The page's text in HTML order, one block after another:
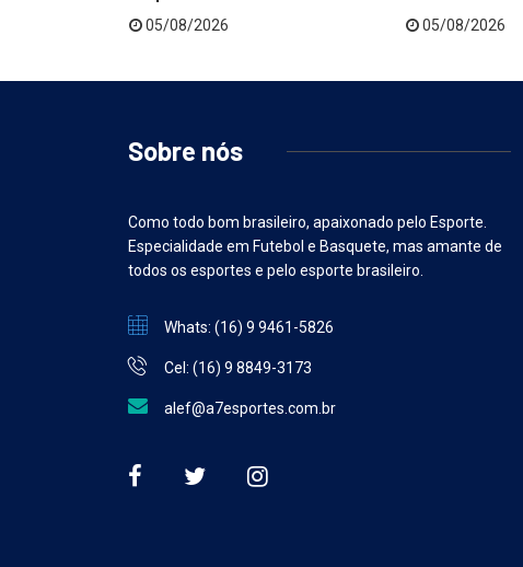
05/08/2026 05/08/2026
Sobre nós
Como todo bom brasileiro, apaixonado pelo Esporte.
Especialidade em Futebol e Basquete, mas amante de
todos os esportes e pelo esporte brasileiro.
Whats: (16) 9 9461-5826
Cel: (16) 9 8849-3173
alef@a7esportes.com.br